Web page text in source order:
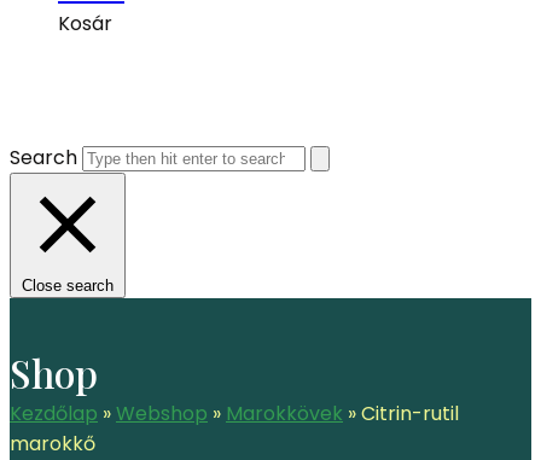
Kosár
Search
Close search
Shop
Kezdőlap »Webshop » Marokkövek »Citrin-rutil
marokkő